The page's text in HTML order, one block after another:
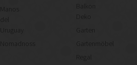
Manos
Uruguay
Nomadnoss
Deko
Garten
Gartenmöbel
Regal